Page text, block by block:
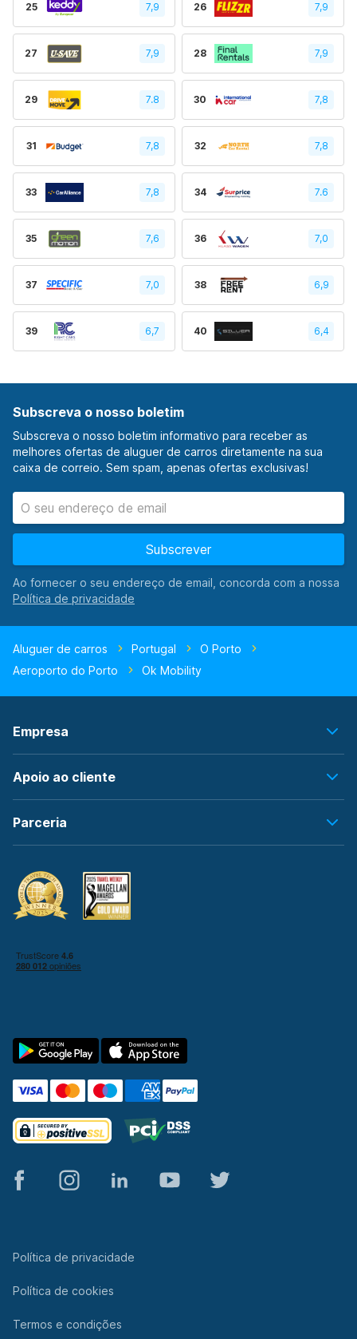
25 7,9 26 7,9
27 7,9 28 7,9
29 7.8 30 7,8
31 7,8 32 7,8
33 7,8 34 7.6
35 7,6 36 7,0
37 7,0 38 6,9
39 6,7 40 6,4
Subscreva o nosso boletim
Subscreva o nosso boletim informativo para receber as
melhores ofertas de aluguer de carros diretamente na sua
caixa de correio. Sem spam, apenas ofertas exclusivas!
Subscrever
Ao fornecer o seu endereço de email, concorda com a nossa
Aluguer de carros Portugal
O Porto
Aeroporto do Porto
Ok Mobility
Empresa
Apoio ao cliente
Parceria